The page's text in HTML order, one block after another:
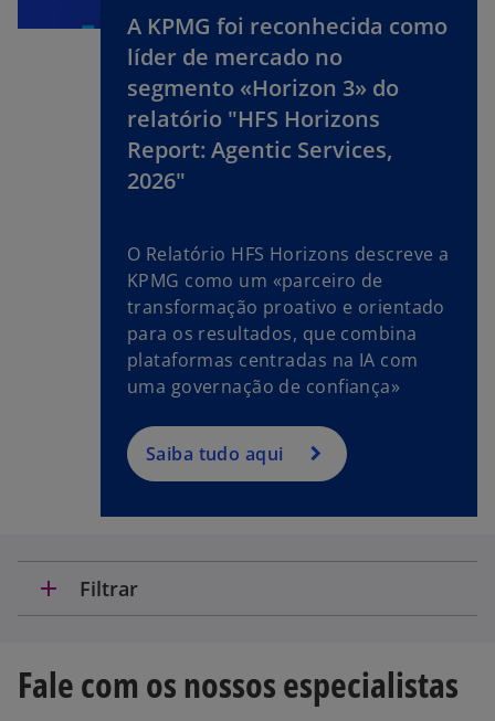
A KPMG foi reconhecida como
líder de mercado no
segmento «Horizon 3» do
relatório "HFS Horizons
Report: Agentic Services,
2026"
O Relatório HFS Horizons descreve a
KPMG como um «parceiro de
transformação proativo e orientado
para os resultados, que combina
plataformas centradas na IA com
uma governação de confiança»
Saiba tudo aqui
o
p
e
n
s
i
n
a
n
t
b
add Filtrar
Fale com os nossos especialistas